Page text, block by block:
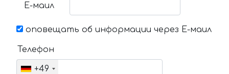
Е-маил
оповещать об информации через Е-маил
Телефон
+49